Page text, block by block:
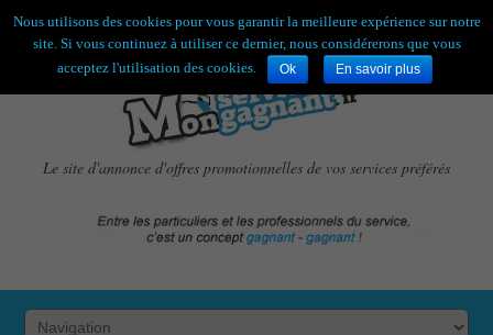
Bienvenue,visiteur ![S'enregistrer|Connexion]
Le site d'annonce d'offres promotionnelles de vos services préférés
Nous utilisons des cookies pour vous garantir la meilleure expérience sur notre
site. Si vous continuez à utiliser ce dernier, nous considérerons que vous
acceptez l'utilisation des cookies.
Ok En savoir plus